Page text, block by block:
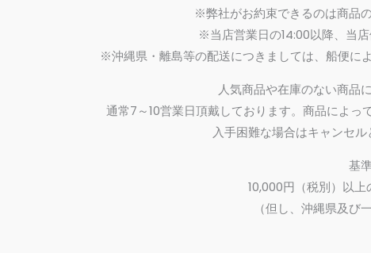
※弊社がお約束できるのは商品
※当店営業日の14:00以降、当
※沖縄県・離島等の配送につきましては、船便に
人気商品や在庫のない商品
通常7～10営業日頂戴しております。商品によっ
入手困難な場合はキャンセ
基
10,000円（税別）以上
（但し、沖縄県及び